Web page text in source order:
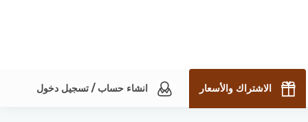
الاشتراك والأسعار انشاء حساب / تسجيل دخول